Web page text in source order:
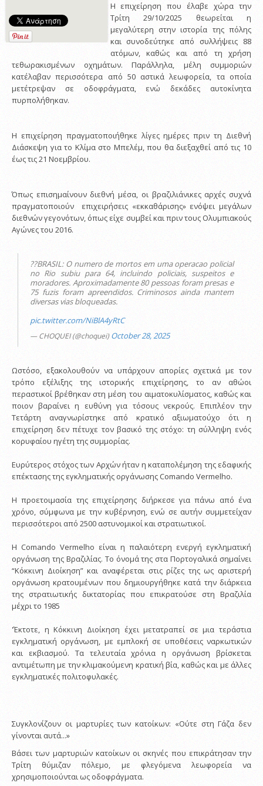
Η επιχείρηση που έλαβε χώρα την
Τρίτη 29/10/2025 θεωρείται η
μεγαλύτερη στην ιστορία της πόλης
και συνοδεύτηκε από συλλήψεις 88
ατόμων, καθώς και από τη χρήση
τεθωρακισμένων οχημάτων. Παράλληλα, μέλη συμμοριών
κατέλαβαν περισσότερα από 50 αστικά λεωφορεία, τα οποία
μετέτρεψαν σε οδοφράγματα, ενώ δεκάδες αυτοκίνητα
πυρπολήθηκαν.
Η επιχείρηση πραγματοποιήθηκε λίγες ημέρες πριν τη Διεθνή
Διάσκεψη για το Κλίμα στο Μπελέμ, που θα διεξαχθεί από τις 10
έως τις 21 Νοεμβρίου.
Όπως επισημαίνουν διεθνή μέσα, οι βραζιλιάνικες αρχές συχνά
πραγματοποιούν επιχειρήσεις «εκκαθάρισης» ενόψει μεγάλων
διεθνών γεγονότων, όπως είχε συμβεί και πριν τους Ολυμπιακούς
Αγώνες του 2016.
??BRASIL: O numero de mortos em uma operacao policial
no Rio subiu para 64, incluindo policiais, suspeitos e
moradores. Aproximadamente 80 pessoas foram presas e
75 fuzis foram apreendidos. Criminosos ainda mantem
diversas vias bloqueadas.
pic.twitter.com/NiBlA4yRtC
— CHOQUEI (@choquei)October 28, 2025
Ωστόσο, εξακολουθούν να υπάρχουν απορίες σχετικά με τον
τρόπο εξέλιξης της ιστορικής επιχείρησης, το αν αθώοι
περαστικοί βρέθηκαν στη μέση του αιματοκυλίσματος, καθώς και
ποιον βαραίνει η ευθύνη για τόσους νεκρούς. Επιπλέον την
Τετάρτη αναγνωρίστηκε από κρατικό αξιωματούχο ότι η
επιχείρηση δεν πέτυχε τον βασικό της στόχο: τη σύλληψη ενός
κορυφαίου ηγέτη της συμμορίας.
Ευρύτερος στόχος των Αρχών ήταν η καταπολέμηση της εδαφικής
επέκτασης της εγκληματικής οργάνωσης Comando Vermelho.
Η προετοιμασία της επιχείρησης διήρκεσε για πάνω από ένα
χρόνο, σύμφωνα με την κυβέρνηση, ενώ σε αυτήν συμμετείχαν
περισσότεροι από 2500 αστυνομικοί και στρατιωτικοί.
Η Comando Vermelho είναι η παλαιότερη ενεργή εγκληματική
οργάνωση της Βραζιλίας. Το όνομά της στα Πορτογαλικά σημαίνει
“Κόκκινη Διοίκηση” και αναφέρεται στις ρίζες της ως αριστερή
οργάνωση κρατουμένων που δημιουργήθηκε κατά την διάρκεια
της στρατιωτικής δικτατορίας που επικρατούσε στη Βραζιλία
μέχρι το 1985
'Έκτοτε, η Κόκκινη Διοίκηση έχει μετατραπεί σε μια τεράστια
εγκληματική οργάνωση, με εμπλοκή σε υποθέσεις ναρκωτικών
και εκβιασμού. Τα τελευταία χρόνια η οργάνωση βρίσκεται
αντιμέτωπη με την κλιμακούμενη κρατική βία, καθώς και με άλλες
εγκληματικές πολιτοφυλακές.
Συγκλονίζουν οι μαρτυρίες των κατοίκων: «Ούτε στη Γάζα δεν
γίνονται αυτά...»
Βάσει των μαρτυριών κατοίκων οι σκηνές που επικράτησαν την
Τρίτη θύμιζαν πόλεμο, με φλεγόμενα λεωφορεία να
χρησιμοποιούνται ως οδοφράγματα.